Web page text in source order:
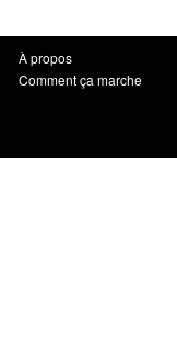
À propos
Comment ça marche